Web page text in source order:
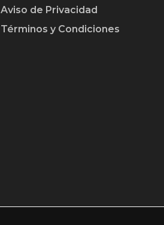
Aviso de Privacidad
Términos y Condiciones